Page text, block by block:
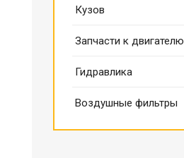
Кузов
Запчасти к двигателю
Гидравлика
Воздушные фильтры